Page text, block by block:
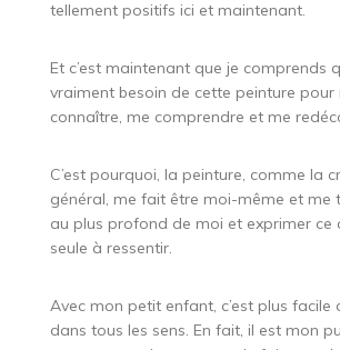
tellement positifs ici et maintenant.
Et c’est maintenant que je comprends
vraiment besoin de cette peinture pour
connaître, me comprendre et me
C’est pourquoi, la peinture, comme la
général, me fait être moi-même et me
au plus profond de moi et exprimer ce
seule à ressentir.
Avec mon petit enfant, c’est plus facile
dans tous les sens. En fait, il est mon